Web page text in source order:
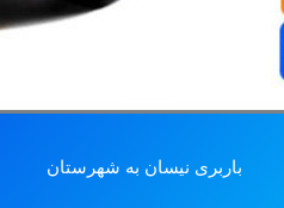
باربری نیسان به شهرستان